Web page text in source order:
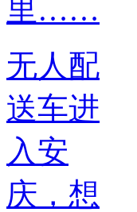
无人配
送车进
入安
庆，想